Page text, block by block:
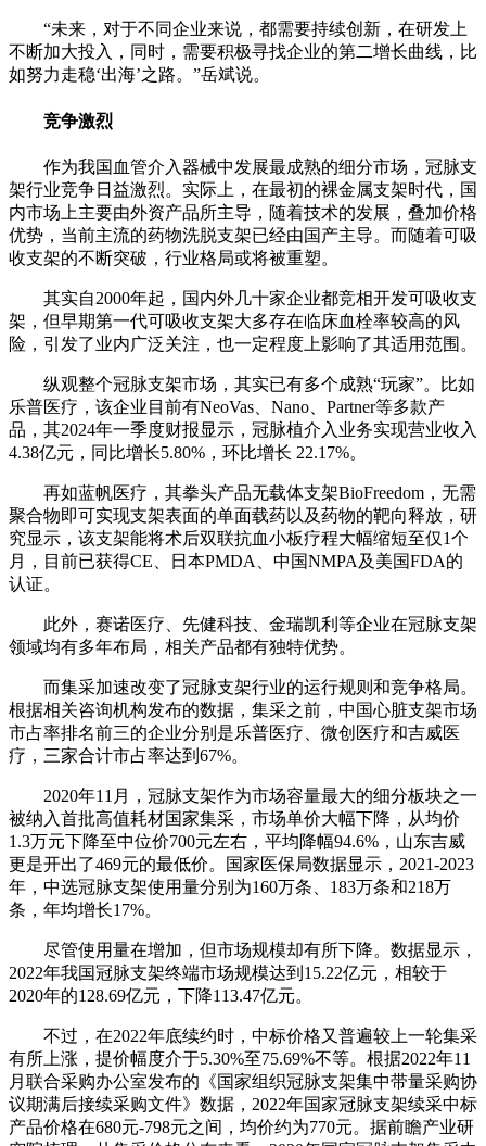
“未来，对于不同企业来说，都需要持续创新，在研发上
不断加大投入，同时，需要积极寻找企业的第二增长曲线，比
如努力走稳‘出海’之路。”岳斌说。
竞争激烈
作为我国血管介入器械中发展最成熟的细分市场，冠脉支
架行业竞争日益激烈。实际上，在最初的裸金属支架时代，国
内市场上主要由外资产品所主导，随着技术的发展，叠加价格
优势，当前主流的药物洗脱支架已经由国产主导。而随着可吸
收支架的不断突破，行业格局或将被重塑。
其实自2000年起，国内外几十家企业都竞相开发可吸收支
架，但早期第一代可吸收支架大多存在临床血栓率较高的风
险，引发了业内广泛关注，也一定程度上影响了其适用范围。
纵观整个冠脉支架市场，其实已有多个成熟“玩家”。比如
乐普医疗，该企业目前有NeoVas、Nano、Partner等多款产
品，其2024年一季度财报显示，冠脉植介入业务实现营业收入
4.38亿元，同比增长5.80%，环比增长 22.17%。
再如蓝帆医疗，其拳头产品无载体支架BioFreedom，无需
聚合物即可实现支架表面的单面载药以及药物的靶向释放，研
究显示，该支架能将术后双联抗血小板疗程大幅缩短至仅1个
月，目前已获得CE、日本PMDA、中国NMPA及美国FDA的
认证。
此外，赛诺医疗、先健科技、金瑞凯利等企业在冠脉支架
领域均有多年布局，相关产品都有独特优势。
而集采加速改变了冠脉支架行业的运行规则和竞争格局。
根据相关咨询机构发布的数据，集采之前，中国心脏支架市场
市占率排名前三的企业分别是乐普医疗、微创医疗和吉威医
疗，三家合计市占率达到67%。
2020年11月，冠脉支架作为市场容量最大的细分板块之一
被纳入首批高值耗材国家集采，市场单价大幅下降，从均价
1.3万元下降至中位价700元左右，平均降幅94.6%，山东吉威
更是开出了469元的最低价。国家医保局数据显示，2021-2023
年，中选冠脉支架使用量分别为160万条、183万条和218万
条，年均增长17%。
尽管使用量在增加，但市场规模却有所下降。数据显示，
2022年我国冠脉支架终端市场规模达到15.22亿元，相较于
2020年的128.69亿元，下降113.47亿元。
不过，在2022年底续约时，中标价格又普遍较上一轮集采
有所上涨，提价幅度介于5.30%至75.69%不等。根据2022年11
月联合采购办公室发布的《国家组织冠脉支架集中带量采购协
议期满后接续采购文件》数据，2022年国家冠脉支架续采中标
产品价格在680元-798元之间，均价约为770元。据前瞻产业研